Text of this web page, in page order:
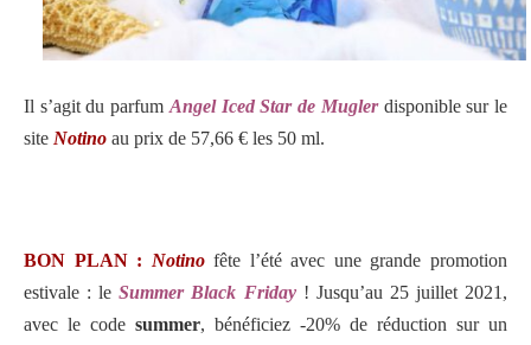
Il s’agit du parfum Angel Iced Star de Muglerdisponible sur le
site Notino au prix de 57,66 € les 50 ml.
BON PLAN : Notinofête l’été avec une grande promotion
estivale : leSummer Black Friday! Jusqu’au 25 juillet 2021,
avec le code summer, bénéficiez -20% de réduction sur un